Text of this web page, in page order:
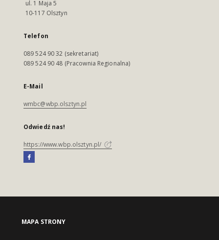
ul. 1 Maja 5
10-117 Olsztyn
Telefon
089 524 90 32 (sekretariat)
089 524 90 48 (Pracownia Regionalna)
E-Mail
wmbc@wbp.olsztyn.pl
Odwiedź nas!
https://www.wbp.olsztyn.pl/
MAPA STRONY